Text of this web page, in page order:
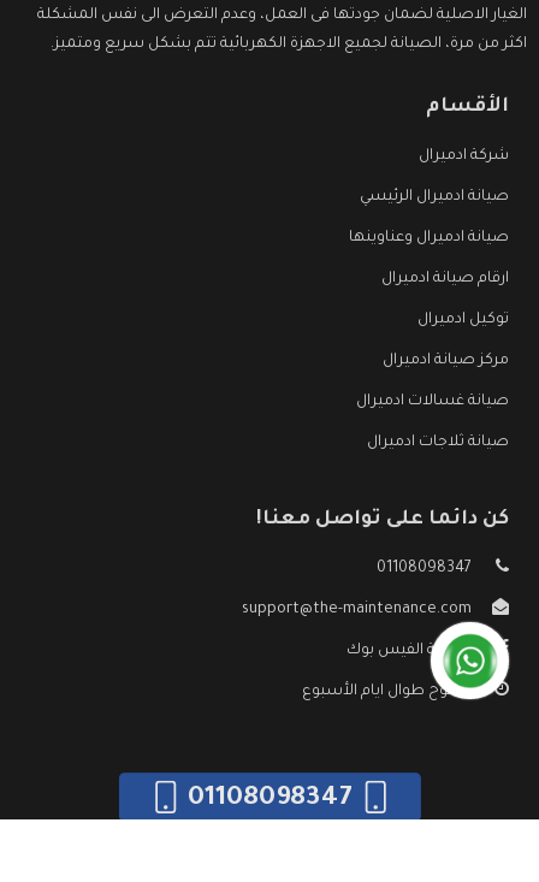
الغيار الاصلية لضمان جودتها فى العمل، وعدم التعرض الى نفس المشكلة
اكثر من مرة، الصيانة لجميع الاجهزة الكهربائية تتم بشكل سريع ومتميز.
الأقسام
شركة ادميرال
صيانة ادميرال الرئيسي
صيانة ادميرال وعناوينها
ارقام صيانة ادميرال
توكيل ادميرال
مركز صيانة ادميرال
صيانة غسالات ادميرال
صيانة ثلاجات ادميرال
كن دائما على تواصل معنا!
01108098347
support@the-maintenance.com
صفحة الفيس بوك
مفتوح طوال ايام الأسبوع
01108098347